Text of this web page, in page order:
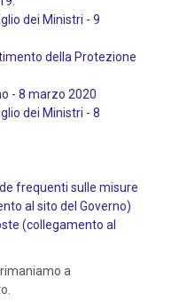
dei Ministri - 9
della Protezione
- 8 marzo 2020
dei Ministri - 8
frequenti sulle misure
al sito del Governo)
(collegamento al
a